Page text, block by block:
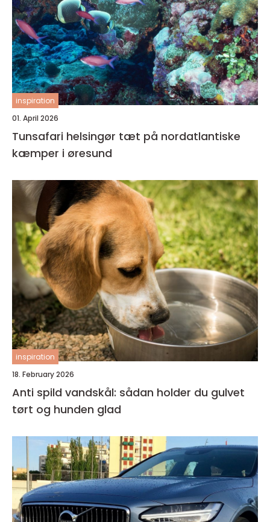
inspiration
01. April 2026
Tunsafari helsingør tæt på nordatlantiske
kæmper i øresund
inspiration
18. February 2026
Anti spild vandskål: sådan holder du gulvet
tørt og hunden glad